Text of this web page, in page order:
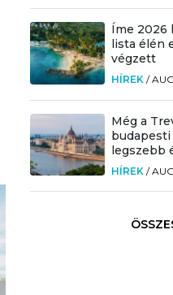
Íme 2026
lista élén
végzett
HÍREK /
Még a
budapesti
legszebb
HÍREK /